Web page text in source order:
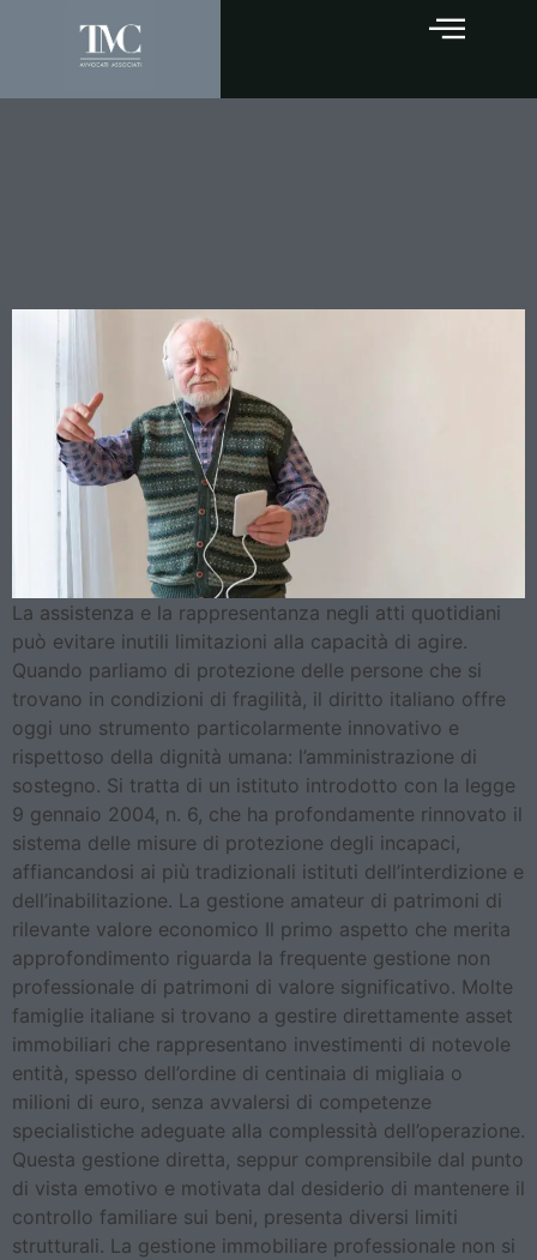
La assistenza e la rappresentanza negli atti quotidiani
può evitare inutili limitazioni alla capacità di agire.
Quando parliamo di protezione delle persone che si
trovano in condizioni di fragilità, il diritto italiano offre
oggi uno strumento particolarmente innovativo e
rispettoso della dignità umana: l’amministrazione di
sostegno. Si tratta di un istituto introdotto con la legge
9 gennaio 2004, n. 6, che ha profondamente rinnovato il
sistema delle misure di protezione degli incapaci,
affiancandosi ai più tradizionali istituti dell’interdizione e
dell’inabilitazione. La gestione amateur di patrimoni di
rilevante valore economico Il primo aspetto che merita
approfondimento riguarda la frequente gestione non
professionale di patrimoni di valore significativo. Molte
famiglie italiane si trovano a gestire direttamente asset
immobiliari che rappresentano investimenti di notevole
entità, spesso dell’ordine di centinaia di migliaia o
milioni di euro, senza avvalersi di competenze
specialistiche adeguate alla complessità dell’operazione.
Questa gestione diretta, seppur comprensibile dal punto
di vista emotivo e motivata dal desiderio di mantenere il
controllo familiare sui beni, presenta diversi limiti
strutturali. La gestione immobiliare professionale non si